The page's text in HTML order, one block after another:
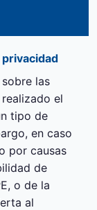
las
el
tipo de
en caso
por causas
de
o de la
al